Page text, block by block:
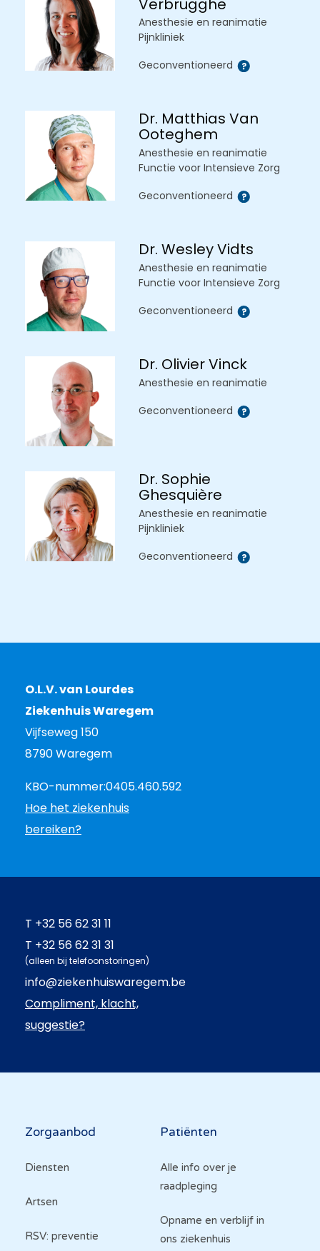
Anesthesie en reanimatie
Pijnkliniek
Geconventioneerd
Dr. Matthias Van
Ooteghem
Anesthesie en reanimatie
Functie voor Intensieve Zorg
Geconventioneerd
Dr. Wesley Vidts
Anesthesie en reanimatie
Functie voor Intensieve Zorg
Geconventioneerd
Dr. Olivier Vinck
Anesthesie en reanimatie
Geconventioneerd
Dr. Sophie
Ghesquière
Anesthesie en reanimatie
Pijnkliniek
Geconventioneerd
O.L.V. van Lourdes
Ziekenhuis Waregem
Vijfseweg 150
8790 Waregem
KBO-nummer:0405.460.592
Hoe het ziekenhuis
bereiken?
T +32 56 62 31 11
T +32 56 62 31 31
(alleen bij telefoonstoringen)
info@ziekenhuiswaregem.be
Compliment, klacht,
suggestie?
Hoofdnavigatie
Zorgaanbod
Diensten
Artsen
RSV: preventie
Patiënten
Alle info over je
raadpleging
Opname en verblijf in
ons ziekenhuis